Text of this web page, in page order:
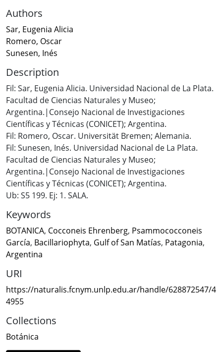
Authors
Sar, Eugenia Alicia
Romero, Oscar
Sunesen, Inés
Description
Fil: Sar, Eugenia Alicia. Universidad Nacional de La Plata.
Facultad de Ciencias Naturales y Museo;
Argentina.|Consejo Nacional de Investigaciones
Científicas y Técnicas (CONICET); Argentina.
Fil: Romero, Oscar. Universität Bremen; Alemania.
Fil: Sunesen, Inés. Universidad Nacional de La Plata.
Facultad de Ciencias Naturales y Museo;
Argentina.|Consejo Nacional de Investigaciones
Científicas y Técnicas (CONICET); Argentina.
Ub: S5 199. Ej: 1. SALA.
Keywords
BOTANICA, Cocconeis Ehrenberg, Psammococconeis
García, Bacillariophyta, Gulf of San Matías, Patagonia,
Argentina
URI
https://naturalis.fcnym.unlp.edu.ar/handle/628872547/4
4955
Collections
Botánica